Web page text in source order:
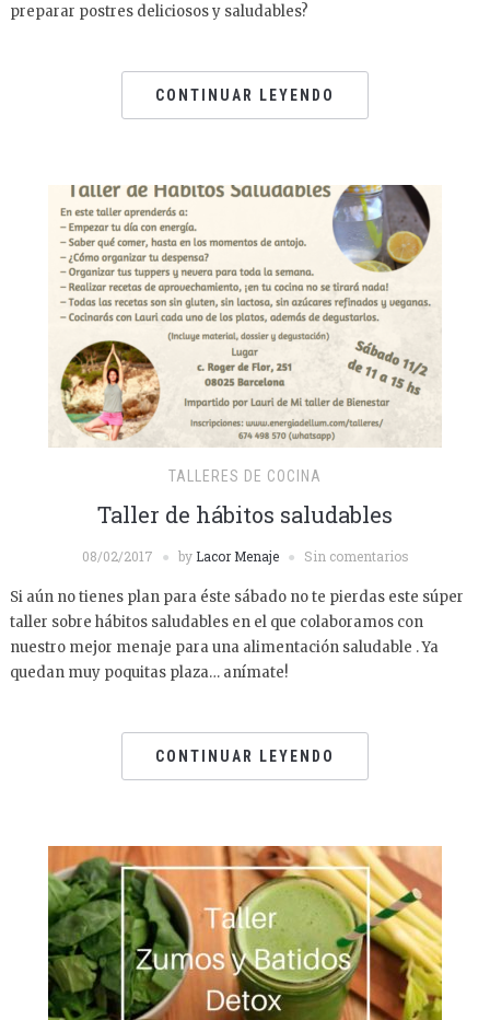
preparar postres deliciosos y saludables?
CONTINUAR LEYENDO
TALLERES DE COCINA
Taller de hábitos saludables
08/02/2017 by Lacor Menaje Sin comentarios
Si aún no tienes plan para éste sábado no te pierdas este súper
taller sobre hábitos saludables en el que colaboramos con
nuestro mejor menaje para una alimentación saludable . Ya
quedan muy poquitas plaza… anímate!
CONTINUAR LEYENDO